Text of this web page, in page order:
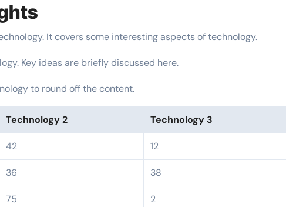
It covers some interesting aspects of technology.
Key ideas are briefly discussed here.
to round off the content.
Technology 2 Technology 3
42 12
36 38
75 2